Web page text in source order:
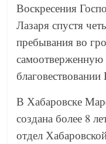
Воскресения
Лазаря спустя
пребывания во
благовествовании
В Хабаровске
создана более 8
отдел